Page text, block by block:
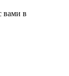
вами в